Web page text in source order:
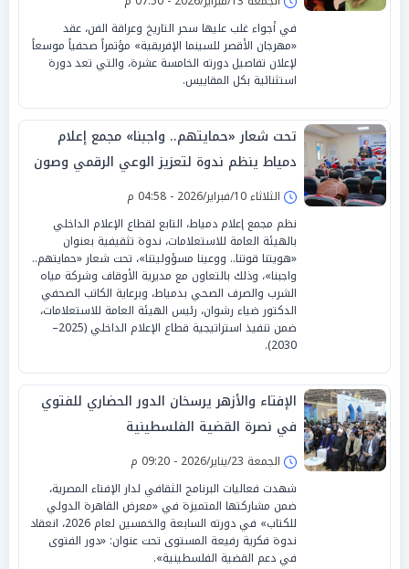
في أجواء غلب عليها سحر التاريخ وعراقة الفن، عقد
«مهرجان الأقصر للسينما الإفريقية» مؤتمراً صحفياً موسعاً
لإعلان تفاصيل دورته الخامسة عشرة، والتي تعد دورة
استثنائية بكل المقاييس.
تحت شعار «حمايتهم.. واجبنا» مجمع إعلام
دمياط ينظم ندوة لتعزيز الوعي الرقمي وصون
الهوية الوطنية
الثلاثاء 10/فبراير/2026 - 04:58 م
نظم مجمع إعلام دمياط، التابع لقطاع الإعلام الداخلي
بالهيئة العامة للاستعلامات، ندوة تثقيفية بعنوان
«هويتنا قوتنا.. ووعينا مسؤوليتنا»، تحت شعار «حمايتهم..
واجبنا»، وذلك بالتعاون مع مديرية الأوقاف وشركة مياه
الشرب والصرف الصحي بدمياط، وبرعاية الكاتب الصحفي
الدكتور ضياء رشوان، رئيس الهيئة العامة للاستعلامات،
ضمن تنفيذ استراتيجية قطاع الإعلام الداخلي (2025–
2030).
الإفتاء والأزهر يرسخان الدور الحضاري للفتوي
في نصرة القضية الفلسطينية
الجمعة 23/يناير/2026 - 09:20 م
شهدت فعاليات البرنامج الثقافي لدار الإفتاء المصرية،
ضمن مشاركتها المتميزة في «معرض القاهرة الدولي
للكتاب» في دورته السابعة والخمسين لعام 2026، انعقاد
ندوة فكرية رفيعة المستوى تحت عنوان: «دور الفتوى
في دعم القضية الفلسطينية».